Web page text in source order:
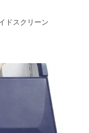
ドスクリーン